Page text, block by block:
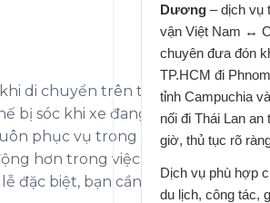
khi di chuyển trên tuyến đường từ
bị sóc khi xe đang trung chuyển.
phục vụ trong mọi tình huống.
hơn trong việc sắp xếp công
đặc biệt, bạn cần lập kế hoạch
Dương – dịch vụ
vận Việt Nam ↔
chuyên đưa đón
TP.HCM đi
tỉnh Campuchia
nối đi Thái Lan an
giờ, thủ tục rõ
Dịch vụ phù hợp
du lịch, công tác,